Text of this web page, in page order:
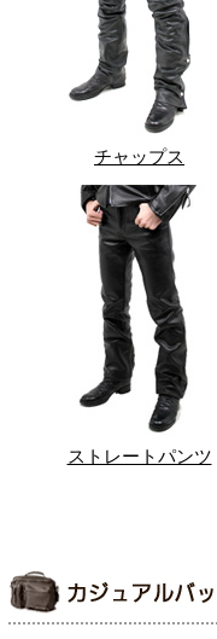
チャップス
ストレートパンツ